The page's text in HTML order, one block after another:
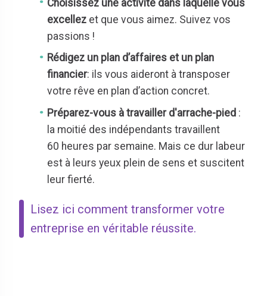
Choisissez une activité dans laquelle vous
excellez et que vous aimez. Suivez vos
passions !
Rédigez un plan d’affaires et un plan
financier: ils vous aideront à transposer
votre rêve en plan d’action concret.
Préparez-vous à travailler d'arrache-pied :
la moitié des indépendants travaillent
60 heures par semaine. Mais ce dur labeur
est à leurs yeux plein de sens et suscitent
leur fierté.
Lisez ici comment transformer votre
entreprise en véritable réussite.